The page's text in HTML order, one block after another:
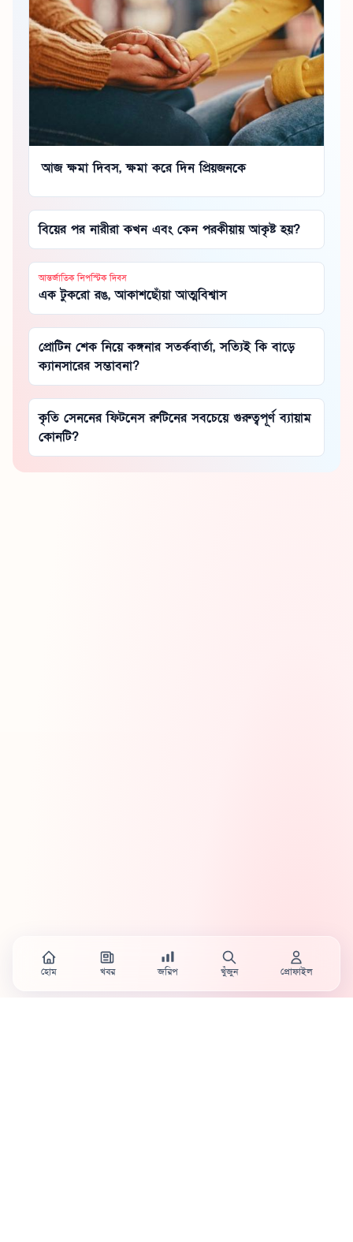
আজ ক্ষমা দিবস, ক্ষমা করে দিন প্রিয়জনকে
বিয়ের পর নারীরা কখন এবং কেন পরকীয়ায় আকৃষ্ট হয়?
আন্তর্জাতিক লিপস্টিক দিবস
এক টুকরো রঙ, আকাশছোঁয়া আত্মবিশ্বাস
প্রোটিন শেক নিয়ে কঙ্গনার সতর্কবার্তা, সত্যিই কি বাড়ে
ক্যানসারের সম্ভাবনা?
কৃতি সেননের ফিটনেস রুটিনের সবচেয়ে গুরুত্বপূর্ণ ব্যায়াম
কোনটি?
হোম খবর জরিপ খুঁজুন প্রোফাইল